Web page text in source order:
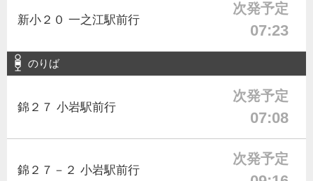
新小２０ 一之江駅前行
次発予定
07:23
のりば
錦２７ 小岩駅前行
次発予定
07:08
錦２７－２ 小岩駅前行
次発予定